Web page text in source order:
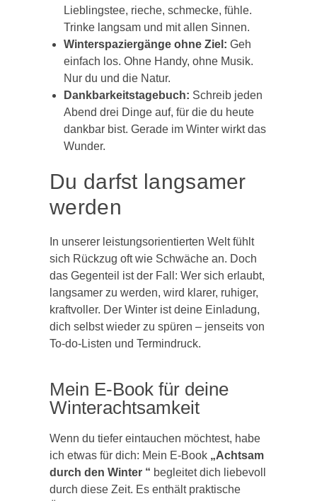
Lieblingstee, rieche, schmecke, fühle.
Trinke langsam und mit allen Sinnen.
Winterspaziergänge ohne Ziel: Geh
einfach los. Ohne Handy, ohne Musik.
Nur du und die Natur.
Dankbarkeitstagebuch: Schreib jeden
Abend drei Dinge auf, für die du heute
dankbar bist. Gerade im Winter wirkt das
Wunder.
Du darfst langsamer
werden
In unserer leistungsorientierten Welt fühlt
sich Rückzug oft wie Schwäche an. Doch
das Gegenteil ist der Fall: Wer sich erlaubt,
langsamer zu werden, wird klarer, ruhiger,
kraftvoller. Der Winter ist deine Einladung,
dich selbst wieder zu spüren – jenseits von
To-do-Listen und Termindruck.
Mein E-Book für deine
Winterachtsamkeit
Wenn du tiefer eintauchen möchtest, habe
ich etwas für dich: Mein E-Book „Achtsam
durch den Winter “ begleitet dich liebevoll
durch diese Zeit. Es enthält praktische